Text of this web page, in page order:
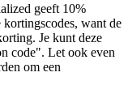
geeft 10%
want de
Je kunt deze
code". Let ook even
om een